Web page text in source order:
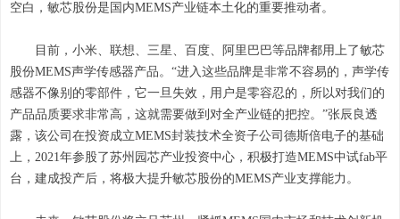
空白，敏芯股份是国内MEMS产业链本土化的重要推动者。
目前，小米、联想、三星、百度、阿里巴巴等品牌都用上了敏芯
股份MEMS声学传感器产品。“进入这些品牌是非常不容易的，声学传
感器不像别的零部件，它一旦失效，用户是零容忍的，所以对我们的
产品品质要求非常高，这就需要做到对全产业链的把控。”张辰良透
露，该公司在投资成立MEMS封装技术全资子公司德斯倍电子的基础
上，2021年参股了苏州园芯产业投资中心，积极打造MEMS中试fab平
台，建成投产后，将极大提升敏芯股份的MEMS产业支撑能力。